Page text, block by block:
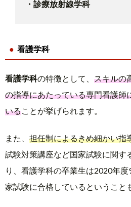
・診療放射線学科
看護学科
看護学科の特徴として、 スキルの
の指導にあたっている専門看護師
いることが挙げられます。
また、 担任制によるきめ細かい指
試験対策講座など国家試験に関す
り、看護学科の卒業生は2020年
家試験に合格しているということ